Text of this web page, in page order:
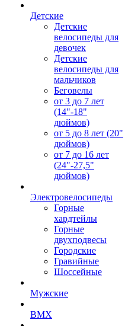
Детские
Детские
велосипеды для
девочек
Детские
велосипеды для
мальчиков
Беговелы
от 3 до 7 лет
(14"-18"
дюймов)
от 5 до 8 лет (20"
дюймов)
от 7 до 16 лет
(24"-27,5"
дюймов)
Электровелосипеды
Горные
хардтейлы
Горные
двухподвесы
Городские
Гравийные
Шоссейные
Мужские
BMX